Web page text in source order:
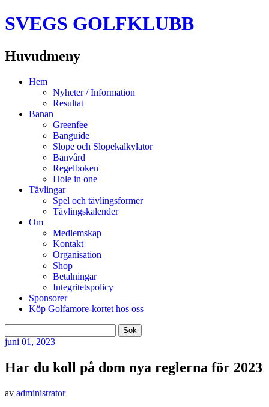
SVEGS GOLFKLUBB
Huvudmeny
HoppaHem
Nyheter / Information
Resultat
Banan
Greenfee
Banguide
Slope och Slopekalkylator
Banvård
Regelboken
Hole in one
Tävlingar
Spel och tävlingsformer
Tävlingskalender
Om
Medlemskap
Kontakt
Organisation
Shop
Betalningar
Integritetspolicy
Sponsorer
Köp Golfamore-kortet hos oss
efter:
juni 01, 2023
Har du koll på dom nya reglerna för 2023
av administrator